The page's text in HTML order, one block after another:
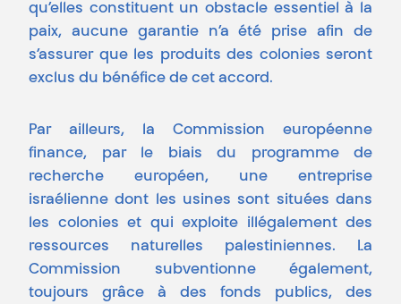
qu’elles constituent un obstacle essentiel à la
paix, aucune garantie n’a été prise afin de
s’assurer que les produits des colonies seront
exclus du bénéfice de cet accord.
Par ailleurs, la Commission européenne
finance, par le biais du programme de
recherche européen, une entreprise
israélienne dont les usines sont situées dans
les colonies et qui exploite illégalement des
ressources naturelles palestiniennes. La
Commission subventionne également,
toujours grâce à des fonds publics, des